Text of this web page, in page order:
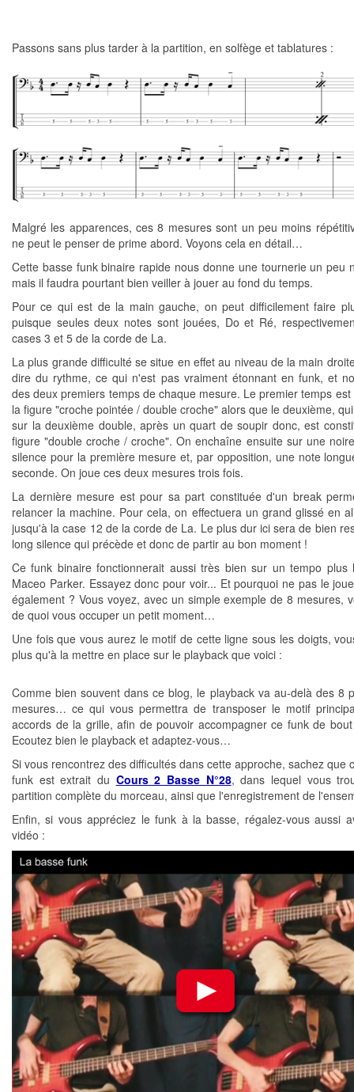
Passons sans plus tarder à la partition, en solfège et tablatures :
Malgré les apparences, ces 8 mesures sont un peu moins
ne peut le penser de prime abord. Voyons cela en détail…
Cette basse funk binaire rapide nous donne une tournerie un peu
mais il faudra pourtant bien veiller à jouer au fond du temps.
Pour ce qui est de la main gauche, on peut difficilement faire
puisque seules deux notes sont jouées, Do et Ré,
cases 3 et 5 de la corde de La.
La plus grande difficulté se situe en effet au niveau de la main
dire du rythme, ce qui n'est pas vraiment étonnant en funk, et
des deux premiers temps de chaque mesure. Le premier temps
la figure "croche pointée / double croche" alors que le deuxième,
sur la deuxième double, après un quart de soupir donc, est
figure "double croche / croche". On enchaîne ensuite sur une
silence pour la première mesure et, par opposition, une note
seconde. On joue ces deux mesures trois fois.
La dernière mesure est pour sa part constituée d'un break
relancer la machine. Pour cela, on effectuera un grand glissé en
jusqu'à la case 12 de la corde de La. Le plus dur ici sera de bien
long silence qui précède et donc de partir au bon moment !
Ce funk binaire fonctionnerait aussi très bien sur un tempo plus
Maceo Parker. Essayez donc pour voir... Et pourquoi ne pas le
également ? Vous voyez, avec un simple exemple de 8 mesures,
de quoi vous occuper un petit moment…
Une fois que vous aurez le motif de cette ligne sous les doigts,
plus qu'à la mettre en place sur le playback que voici :
Comme bien souvent dans ce blog, le playback va au-delà des 8
mesures… ce qui vous permettra de transposer le motif
accords de la grille, afin de pouvoir accompagner ce funk de
Ecoutez bien le playback et adaptez-vous…
Si vous rencontrez des difficultés dans cette approche, sachez que
funk est extrait du Cours 2 Basse N°28, dans lequel vous
partition complète du morceau, ainsi que l'enregistrement de
Enfin, si vous appréciez le funk à la basse, régalez-vous aussi
vidéo :